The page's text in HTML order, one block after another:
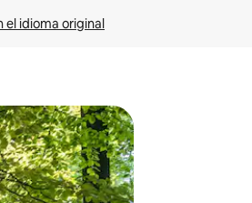
el idioma original